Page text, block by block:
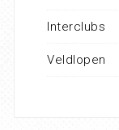
Interclubs
Veldlopen